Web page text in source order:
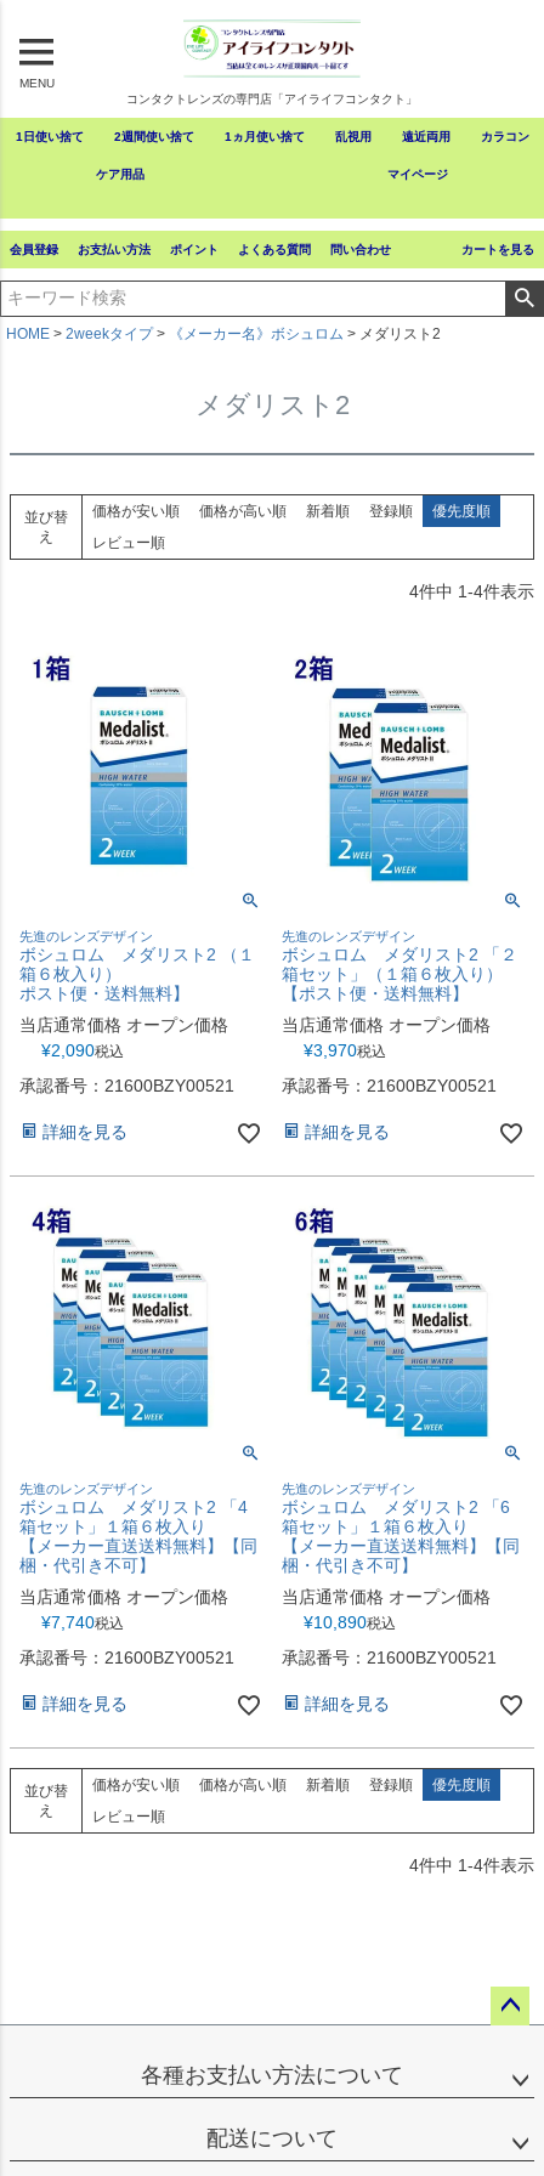
MENU
コンタクトレンズの専門店「アイライフコンタクト」
1日使い捨て 2週間使い捨て 1ヵ月使い捨て 乱視用 遠近両用 カラコン
ケア用品 マイページ
会員登録 お支払い方法 ポイント よくある質問 問い合わせ カートを見る
HOME 2weekタイプ 《メーカー名》ボシュロム メダリスト2
メダリスト2
並び替
え
価格が安い順 価格が高い順 新着順 登録順
優先度順
レビュー順
4件中 1-4件表示
先進のレンズデザイン
ボシュロム メダリスト2 （１
箱６枚入り）
ポスト便・送料無料】
当店通常価格 オープン価格
¥2,090税込
承認番号：21600BZY00521
詳細を見る
先進のレンズデザイン
ボシュロム メダリスト2 「２
箱セット」（１箱６枚入り）
【ポスト便・送料無料】
当店通常価格 オープン価格
¥3,970税込
承認番号：21600BZY00521
詳細を見る
先進のレンズデザイン
ボシュロム メダリスト2 「4
箱セット」１箱６枚入り
【メーカー直送送料無料】【同
梱・代引き不可】
当店通常価格 オープン価格
¥7,740税込
承認番号：21600BZY00521
詳細を見る
先進のレンズデザイン
ボシュロム メダリスト2 「6
箱セット」１箱６枚入り
【メーカー直送送料無料】【同
梱・代引き不可】
当店通常価格 オープン価格
¥10,890税込
承認番号：21600BZY00521
詳細を見る
並び替
え
価格が安い順 価格が高い順 新着順 登録順
優先度順
レビュー順
4件中 1-4件表示
ップ
各種お支払い方法について
配送について